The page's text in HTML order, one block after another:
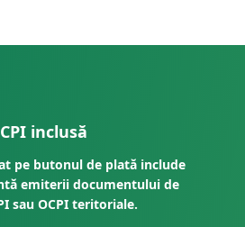
inclusă
pe butonul de plată include
emiterii documentului de
sau OCPI teritoriale.